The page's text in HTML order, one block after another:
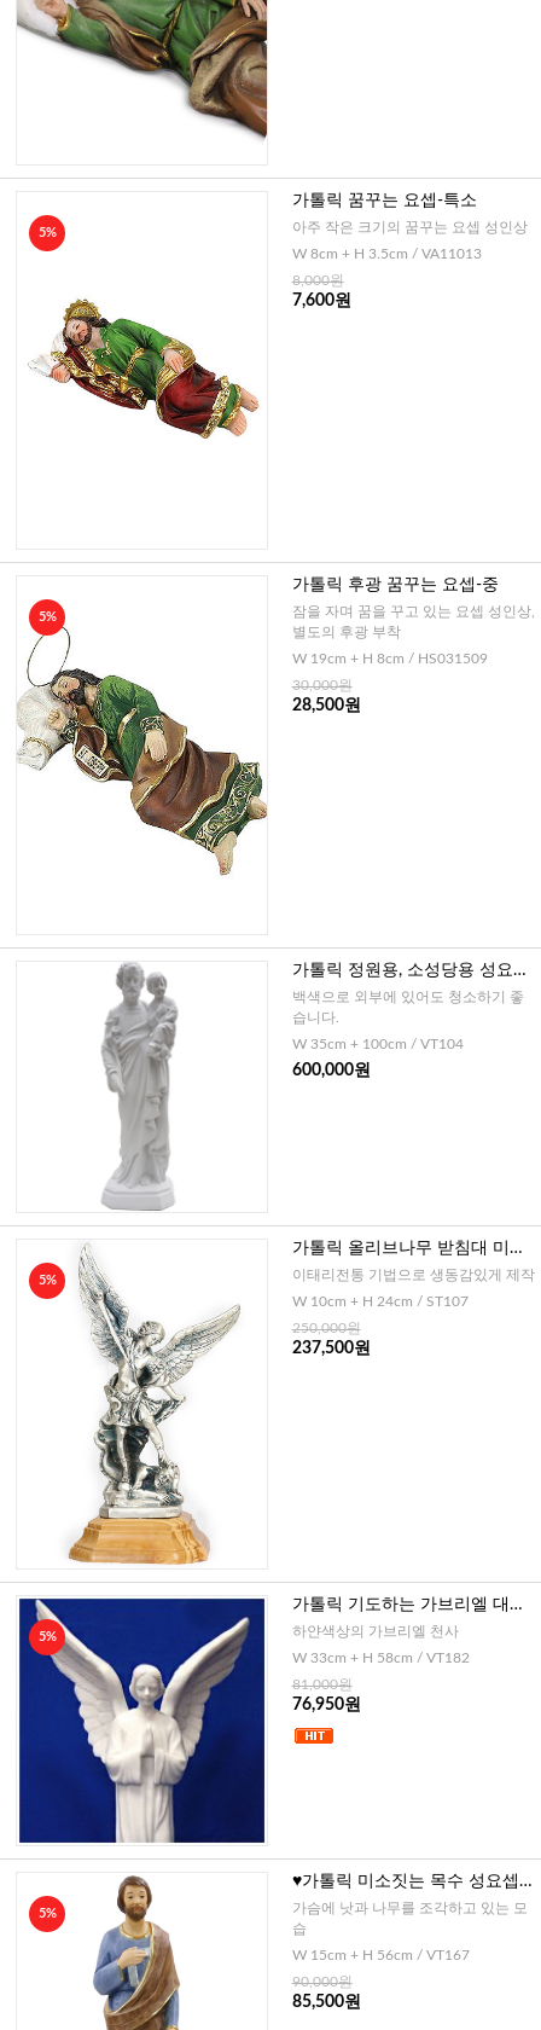
5%
가톨릭 꿈꾸는 요셉-특소
아주 작은 크기의 꿈꾸는 요셉 성인상
W 8cm + H 3.5cm / VA11013
8,000원
7,600원
5%
가톨릭 후광 꿈꾸는 요셉-중
잠을 자며 꿈을 꾸고 있는 요셉 성인상,
별도의 후광 부착
W 19cm + H 8cm / HS031509
30,000원
28,500원
가톨릭 정원용, 소성당용 성요셉
과 아기예수님
백색으로 외부에 있어도 청소하기 좋
습니다.
W 35cm + 100cm / VT104
600,000원
5%
가톨릭 올리브나무 받침대 미카
엘 대천사(이태리)
이태리전통 기법으로 생동감있게 제작
W 10cm + H 24cm / ST107
250,000원
237,500원
5%
가톨릭 기도하는 가브리엘 대천
사
하얀색상의 가브리엘 천사
W 33cm + H 58cm / VT182
81,000원
76,950원
5%
♥가톨릭 미소짓는 목수 성요셉
(대)
가슴에 낫과 나무를 조각하고 있는 모
습
W 15cm + H 56cm / VT167
90,000원
85,500원